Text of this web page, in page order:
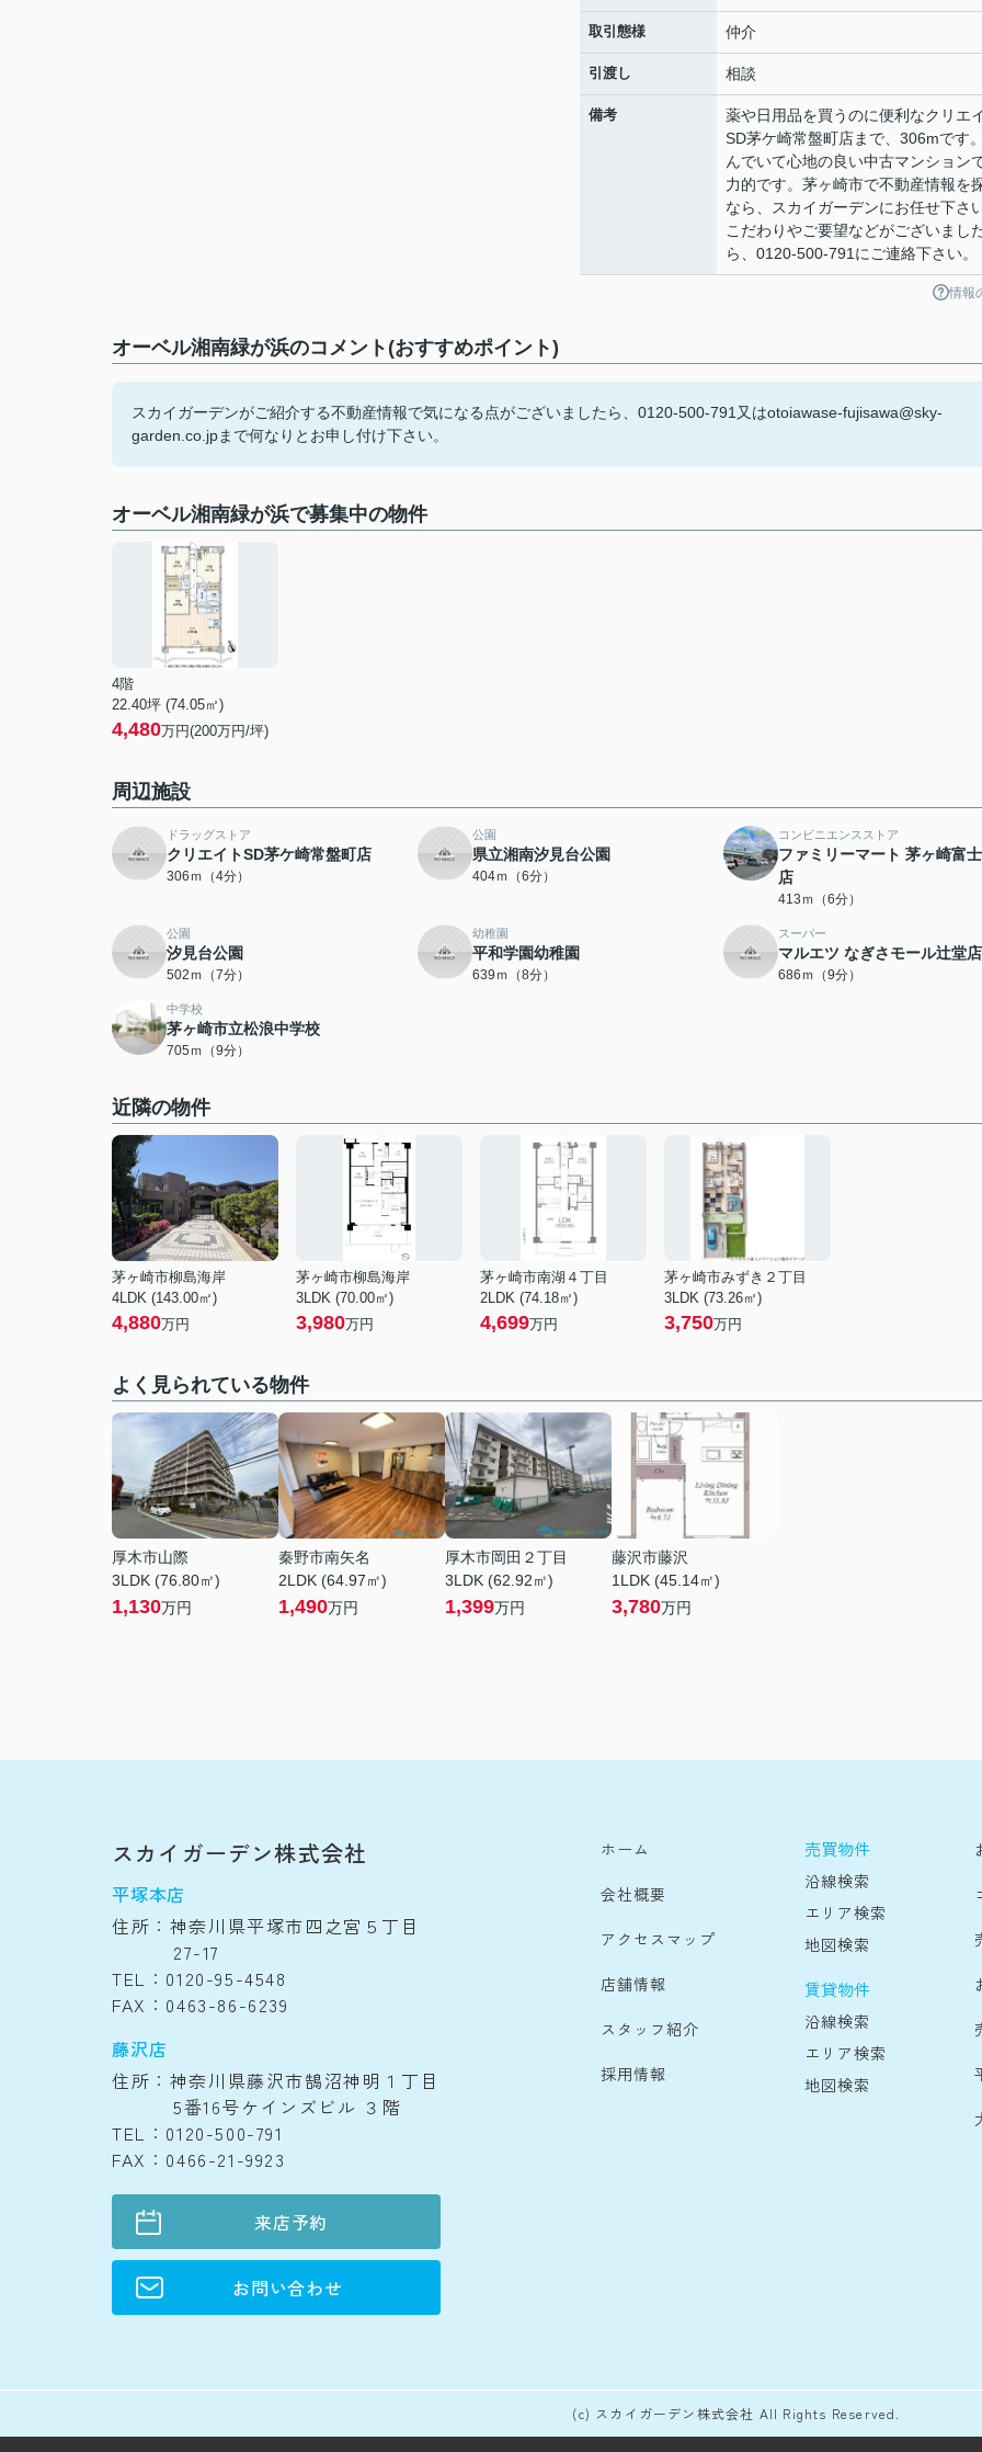
取引態様 仲介
引渡し 相談
備考
薬や日用品を買うのに便利なクリエ
SD茅ケ崎常盤町店まで、306mです
んでいて心地の良い中古マンション
力的です。茅ヶ崎市で不動産情報を
なら、スカイガーデンにお任せ下さ
こだわりやご要望などがございまし
ら、0120-500-791にご連絡下さい。
情報
オーベル湘南緑が浜のコメント(おすすめポイント)
スカイガーデンがご紹介する不動産情報で気になる点がございましたら、0120-500-791又はotoiawase-fujisawa@sky-
garden.co.jpまで何なりとお申し付け下さい。
オーベル湘南緑が浜で募集中の物件
4階
22.40坪 (74.05㎡)
4,480万円(200万円/坪)
周辺施設
ドラッグストア
クリエイトSD茅ケ崎常盤町店
306ｍ（4分）
公園
県立湘南汐見台公園
404ｍ（6分）
コンビニエンスストア
ファミリーマート 茅ヶ崎富
店
413ｍ（6分）
公園
汐見台公園
502ｍ（7分）
幼稚園
平和学園幼稚園
639ｍ（8分）
スーパー
マルエツ なぎさモール辻堂店
686ｍ（9分）
中学校
茅ヶ崎市立松浪中学校
705ｍ（9分）
近隣の物件
茅ヶ崎市柳島海岸
4LDK (143.00㎡)
4,880万円
茅ヶ崎市柳島海岸
3LDK (70.00㎡)
3,980万円
茅ヶ崎市南湖４丁目
2LDK (74.18㎡)
4,699万円
茅ヶ崎市みずき２丁目
3LDK (73.26㎡)
3,750万円
よく見られている物件
厚木市山際
3LDK (76.80㎡)
1,130万円
秦野市南矢名
2LDK (64.97㎡)
1,490万円
厚木市岡田２丁目
3LDK (62.92㎡)
1,399万円
藤沢市藤沢
1LDK (45.14㎡)
3,780万円
スカイガーデン株式会社
平塚本店
住所：神奈川県平塚市四之宮５丁目
27-17
TEL：0120-95-4548
FAX：0463-86-6239
藤沢店
住所：神奈川県藤沢市鵠沼神明１丁目
5番16号ケインズビル ３階
TEL：0120-500-791
FAX：0466-21-9923
来店予約
お問い合わせ
ホーム
会社概要
アクセスマップ
店舗情報
スタッフ紹介
採用情報
売買物件
沿線検索
エリア検索
地図検索
賃貸物件
沿線検索
エリア検索
地図検索
(c) スカイガーデン株式会社 All Rights Reserved.